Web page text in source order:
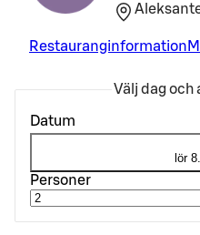
Restauranginformation
Välj dag och
Datum
lör
Personer